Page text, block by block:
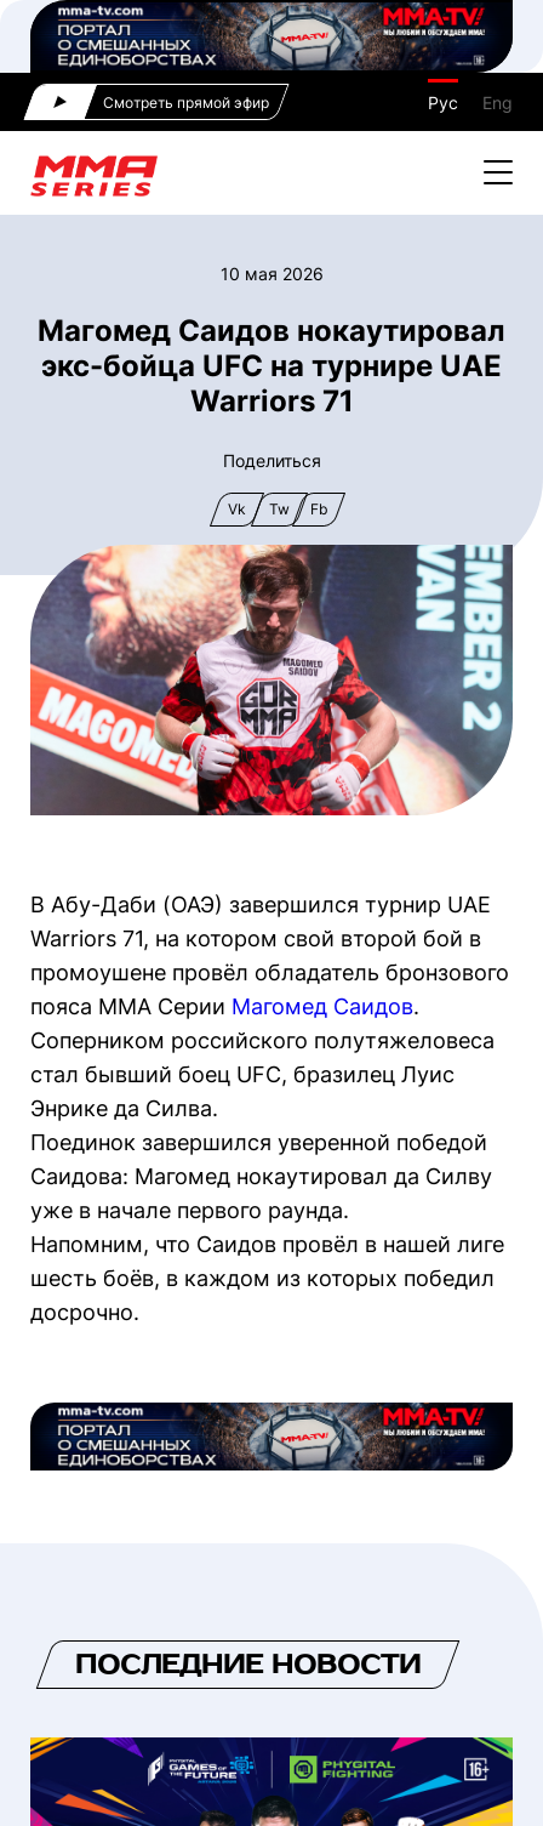
Смотреть прямой эфир Рус Eng
10 мая 2026
Магомед Саидов нокаутировал
экс-бойца UFC на турнире UAE
Warriors 71
Поделиться
Vk Tw Fb
В Абу-Даби (ОАЭ) завершился турнир UAE
Warriors 71, на котором свой второй бой в
промоушене провёл обладатель бронзового
пояса ММА Серии Магомед Саидов.
Соперником российского полутяжеловеса
стал бывший боец UFC, бразилец Луис
Энрике да Силва.
Поединок завершился уверенной победой
Саидова: Магомед нокаутировал да Силву
уже в начале первого раунда.
Напомним, что Саидов провёл в нашей лиге
шесть боёв, в каждом из которых победил
досрочно.
ПОСЛЕДНИЕ НОВОСТИ